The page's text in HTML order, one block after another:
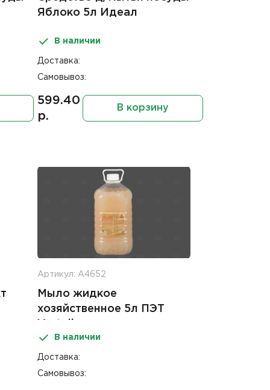
Яблоко 5л Идеал
В наличии
Доставка:
Самовывоз:
599.40
р.
В корзину
Артикул: А4652
Мыло жидкое
хозяйственное 5л ПЭТ
В наличии
Доставка:
Самовывоз: